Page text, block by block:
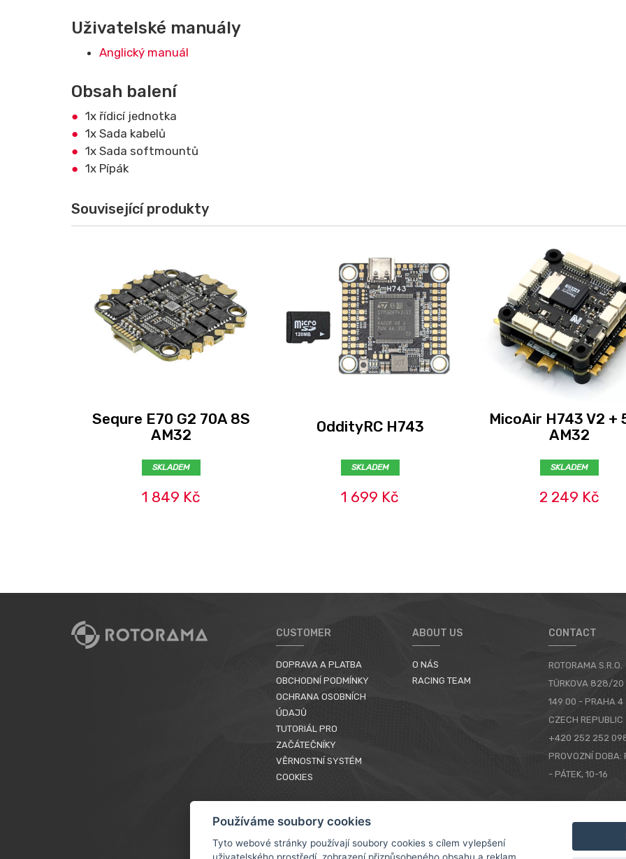
Uživatelské manuály
Anglický manuál
Obsah balení
1x řídicí jednotka
1x Sada kabelů
1x Sada softmountů
1x Pípák
Související produkty
Sequre E70 G2 70A 8S
AM32
SKLADEM
1 849 Kč
OddityRC H743
SKLADEM
1 699 Kč
MicoAir H743 V2 +
AM32
SKLADEM
2 249 Kč
CUSTOMER
DOPRAVA A PLATBA
OBCHODNÍ PODMÍNKY
OCHRANA OSOBNÍCH
ÚDAJŮ
TUTORIÁL PRO
ZAČÁTEČNÍKY
VĚRNOSTNÍ SYSTÉM
COOKIES
ABOUT US
O NÁS
RACING TEAM
CONTACT
ROTORAMA S.R.O.
TÜRKOVA 828/20
149 00 - PRAHA 4
CZECH REPUBLIC
+420 252 252
PROVOZNÍ DOBA:
- PÁTEK, 10-16
Používáme soubory cookies
Tyto webové stránky používají soubory cookies s cílem vylepšení